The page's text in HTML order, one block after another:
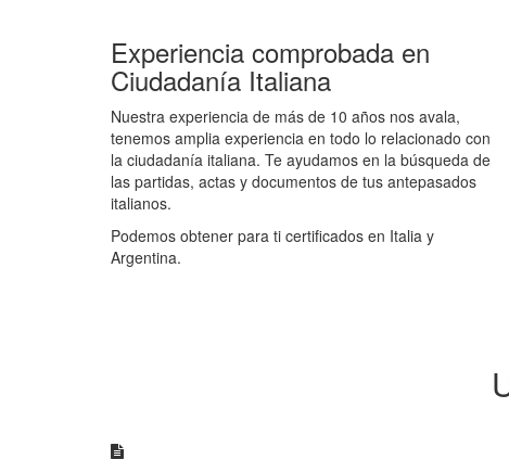
Experiencia comprobada en
Ciudadanía Italiana
Nuestra experiencia de más de 10 años nos avala,
tenemos amplia experiencia en todo lo relacionado con
la ciudadanía italiana. Te ayudamos en la búsqueda de
las partidas, actas y documentos de tus antepasados
italianos.
Podemos obtener para ti certificados en Italia y
Argentina.